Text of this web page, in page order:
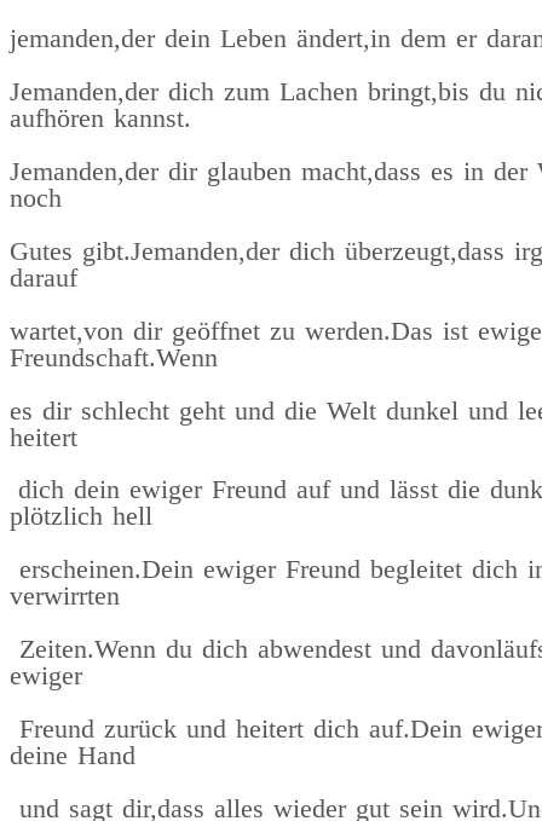
jemanden,der dein Leben ändert,in dem er
Jemanden,der dich zum Lachen bringt,bis du
aufhören kannst.
Jemanden,der dir glauben macht,dass es in der
noch
Gutes gibt.Jemanden,der dich überzeugt,dass
darauf
wartet,von dir geöffnet zu werden.Das ist ewige
Freundschaft.Wenn
es dir schlecht geht und die Welt dunkel und
heitert
dich dein ewiger Freund auf und lässt die
plötzlich hell
erscheinen.Dein ewiger Freund begleitet dich
verwirrten
Zeiten.Wenn du dich abwendest und
ewiger
Freund zurück und heitert dich auf.Dein
deine Hand
und sagt dir,dass alles wieder gut sein